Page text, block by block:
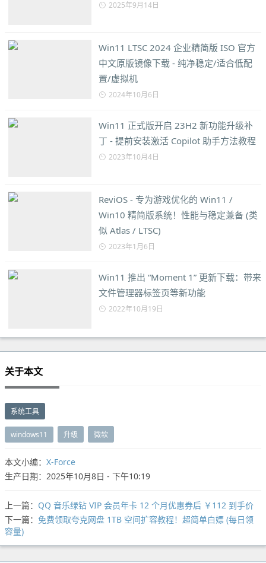
2025年9月14日
Win11 LTSC 2024 企业精简版 ISO 官方
中文原版镜像下载 - 纯净稳定/适合低配
置/虚拟机
2024年10月6日
Win11 正式版开启 23H2 新功能升级补
丁 - 提前安装激活 Copilot 助手方法教程
2023年10月4日
ReviOS - 专为游戏优化的 Win11 /
Win10 精简版系统！性能与稳定兼备 (类
似 Atlas / LTSC)
2023年1月6日
Win11 推出 “Moment 1” 更新下载：带来
文件管理器标签页等新功能
2022年10月19日
关于本文
系统工具
windows11 升级 微软
本文小编： X-Force
生产日期：2025年10月8日 - 下午10:19
上一篇： QQ 音乐绿钻 VIP 会员年卡 12 个月优惠券后 ￥112 到手价
下一篇： 免费领取夸克网盘 1TB 空间扩容教程！超简单白嫖 (每日领
容量)